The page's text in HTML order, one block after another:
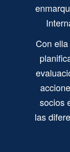
La Universidad Nacional (UNA) aspira a
normativa institucional.
Con
socios
las